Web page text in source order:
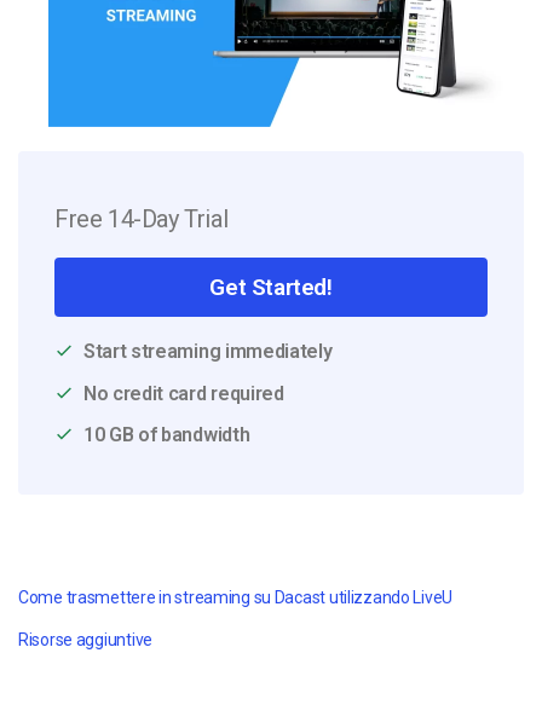
Free 14-Day Trial
Get Started!
Start streaming immediately
No credit card required
10 GB of bandwidth
Come trasmettere in streaming su Dacast utilizzando LiveU
Risorse aggiuntive